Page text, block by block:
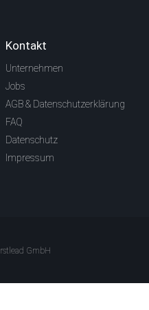
Kontakt
Unternehmen
Jobs
AGB & Datenschutzerklärung
FAQ
Datenschutz
Impressum
GmbH